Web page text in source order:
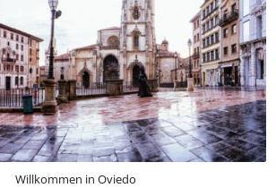
Willkommen in Oviedo